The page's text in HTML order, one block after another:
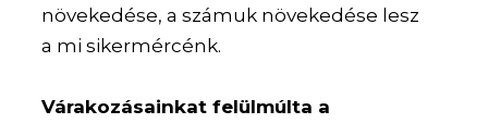
növekedése, a számuk növekedése lesz
a mi sikermércénk.
Várakozásainkat felülmúlta a